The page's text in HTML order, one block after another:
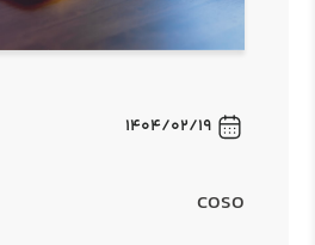
1404/02/19
COSO